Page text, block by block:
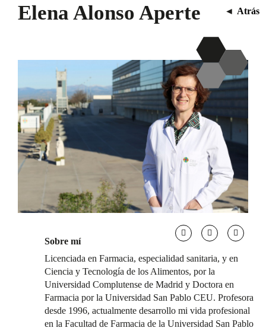
Elena Alonso Aperte ◄ Atrás
Sobre mí
Licenciada en Farmacia, especialidad sanitaria, y en
Ciencia y Tecnología de los Alimentos, por la
Universidad Complutense de Madrid y Doctora en
Farmacia por la Universidad San Pablo CEU. Profesora
desde 1996, actualmente desarrollo mi vida profesional
en la Facultad de Farmacia de la Universidad San Pablo